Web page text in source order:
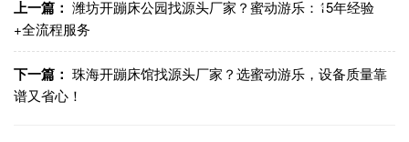
接
上一篇： 潍坊开蹦床公园找源头厂家？蜜动游乐：15年经验
+全流程服务
下一篇： 珠海开蹦床馆找源头厂家？选蜜动游乐，设备质量靠
谱又省心！